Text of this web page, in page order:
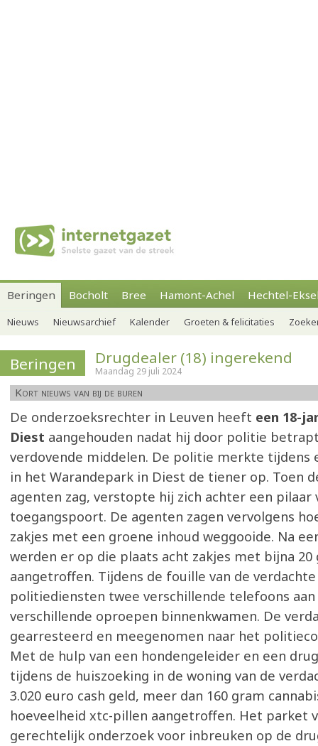
Beringen Bocholt Bree Hamont-Achel Hechtel-
Nieuws Nieuwsarchief Kalender Groeten & felicitaties
Beringen Drugdealer (18) ingerekend
Maandag 29 juli 2024
Kort nieuws van bij de buren
De onderzoeksrechter in Leuven heeft een 18-
Diest aangehouden nadat hij door politie
verdovende middelen. De politie merkte tijdens
in het Warandepark in Diest de tiener op. Toen
agenten zag, verstopte hij zich achter een pilaar
toegangspoort. De agenten zagen vervolgens
zakjes met een groene inhoud weggooide. Na
werden er op die plaats acht zakjes met bijna 20
aangetroffen. Tijdens de fouille van de
politiediensten twee verschillende telefoons aan
verschillende oproepen binnenkwamen. De
gearresteerd en meegenomen naar het
Met de hulp van een hondengeleider en een
tijdens de huiszoeking in de woning van de
3.020 euro cash geld, meer dan 160 gram
hoeveelheid xtc-pillen aangetroffen. Het parket
gerechtelijk onderzoek voor inbreuken op de